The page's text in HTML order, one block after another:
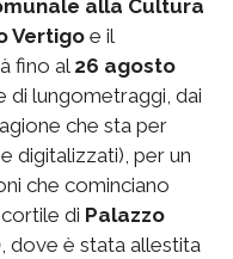
alla Cultura
Vertigo e il
fino al 26 agosto
di lungometraggi, dai
che sta per
digitalizzati), per un
che cominciano
di Palazzo
, dove è stata allestita